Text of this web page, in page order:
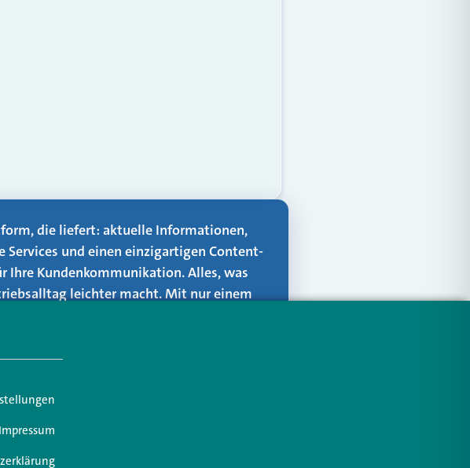
die liefert: aktuelle Informationen,
Services und einen einzigartigen Content-
Ihre Kundenkommunikation. Alles, was
leichter macht. Mit nur einem
Impressum